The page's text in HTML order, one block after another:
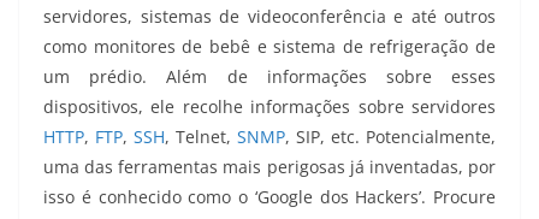
servidores, sistemas de videoconferência e até outros
como monitores de bebê e sistema de refrigeração de
um prédio. Além de informações sobre esses
dispositivos, ele recolhe informações sobre servidores
HTTP, FTP, SSH, Telnet, SNMP, SIP, etc. Potencialmente,
uma das ferramentas mais perigosas já inventadas, por
isso é conhecido como o ‘Google dos Hackers’. Procure